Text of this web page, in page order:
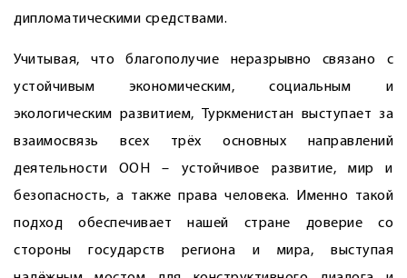
дипломатическими средствами.
Учитывая, что благополучие неразрывно связано с
устойчивым экономическим, социальным и
экологическим развитием, Туркменистан выступает за
взаимосвязь всех трёх основных направлений
деятельности ООН – устойчивое развитие, мир и
безопасность, а также права человека. Именно такой
подход обеспечивает нашей стране доверие со
стороны государств региона и мира, выступая